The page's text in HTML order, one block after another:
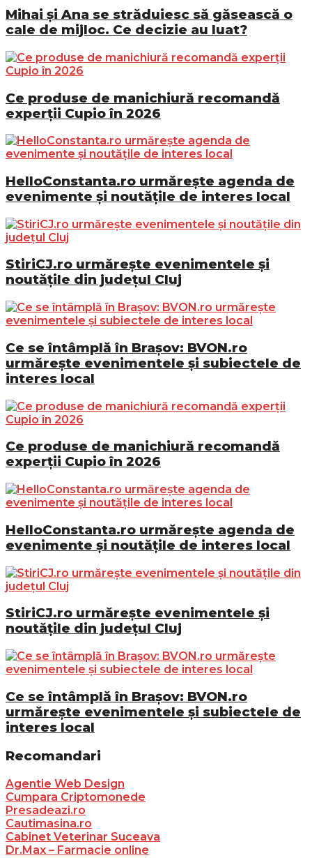
Mihai și Ana se străduiesc să găsească o
cale de mijloc. Ce decizie au luat?
Ce produse de manichiură recomandă
experții Cupio în 2026
HelloConstanta.ro urmărește agenda de
evenimente și noutățile de interes local
StiriCJ.ro urmărește evenimentele și
noutățile din județul Cluj
Ce se întâmplă în Brașov: BVON.ro
urmărește evenimentele și subiectele de
interes local
Ce produse de manichiură recomandă
experții Cupio în 2026
HelloConstanta.ro urmărește agenda de
evenimente și noutățile de interes local
StiriCJ.ro urmărește evenimentele și
noutățile din județul Cluj
Ce se întâmplă în Brașov: BVON.ro
urmărește evenimentele și subiectele de
interes local
Recomandari
Agentie Web Design
Cumpara Criptomonede
Presadeazi.ro
Cautimasina.ro
Cabinet Veterinar Suceava
Dr.Max – Farmacie online